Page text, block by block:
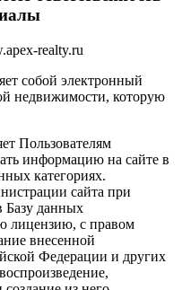
realty.ru
собой электронный
недвижимости, которую
Пользователям
информацию на сайте в
категориях.
сайта при
Базу данных
лицензию, с правом
внесенной
Федерации и других